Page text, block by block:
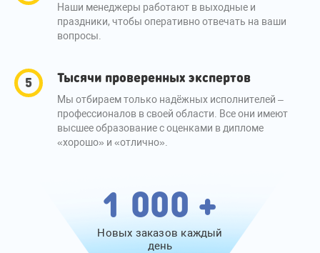
Наши менеджеры работают в выходные и
праздники, чтобы оперативно отвечать на ваши
вопросы.
Тысячи проверенных экспертов
Мы отбираем только надёжных исполнителей –
профессионалов в своей области. Все они имеют
высшее образование с оценками в дипломе
«хорошо» и «отлично».
1 000 +
Новых заказов каждый
день